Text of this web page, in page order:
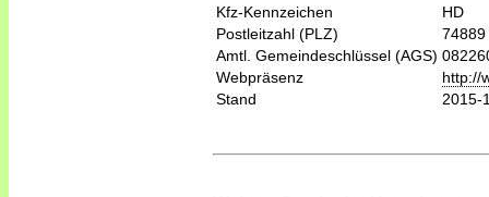
Kfz-Kennzeichen
HD
Postleitzahl (PLZ)
74889
Amtl. Gemeindeschlüssel (AGS)
Webpräsenz
http://
Stand
2015-